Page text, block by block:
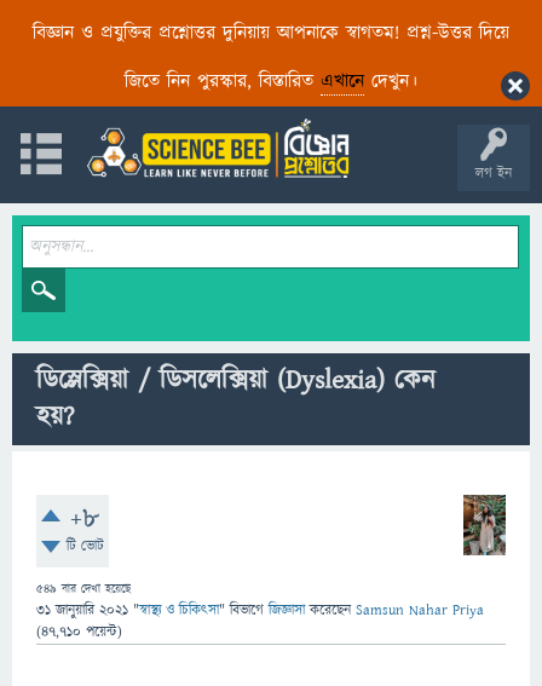
বিজ্ঞান ও প্রযুক্তির প্রশ্নোত্তর দুনিয়ায় আপনাকে স্বাগতম! প্রশ্ন-উত্তর দিয়ে
জিতে নিন পুরস্কার, বিস্তারিত এখানেদেখুন।
লগ ইন
ডিস্লেক্সিয়া / ডিসলেক্সিয়া (Dyslexia) কেন
হয়?
+8
টি ভোট
549 বার দেখা হয়েছে
31 জানুয়ারি 2021 "স্বাস্থ্য ও চিকিৎসা" বিভাগে জিজ্ঞাসাকরেছেনSamsun Nahar Priya
(47,710 পয়েন্ট)